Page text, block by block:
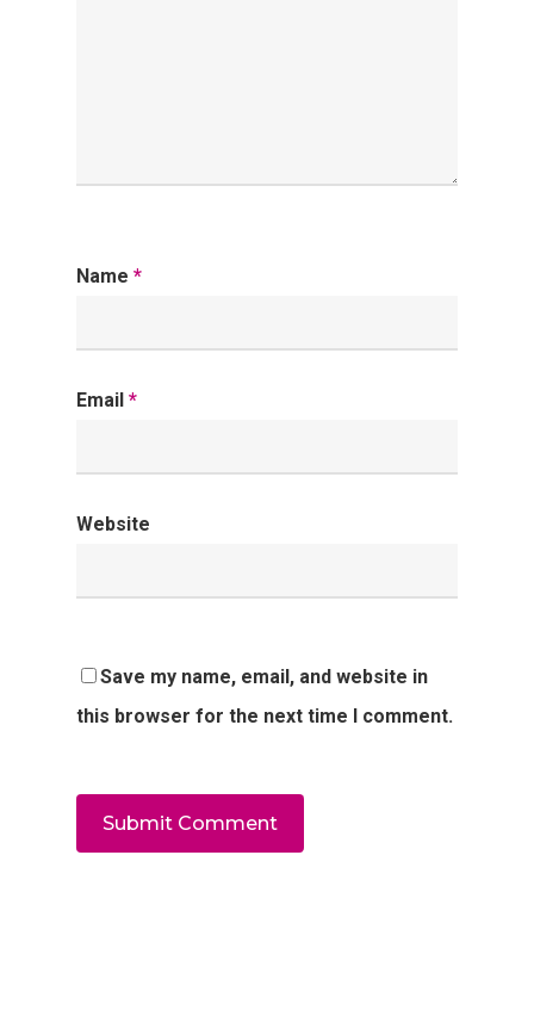
Name *
Email *
Website
Save my name, email, and website in
this browser for the next time I comment.